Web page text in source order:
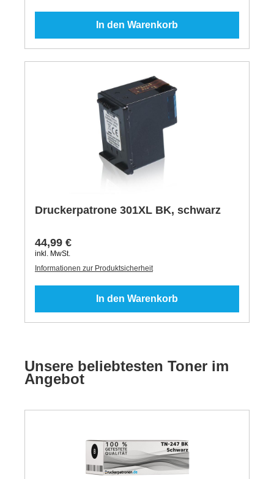
In den Warenkorb
Druckerpatrone 301XL BK, schwarz
44,99 €
inkl. MwSt.
Informationen zur Produktsicherheit
In den Warenkorb
Unsere beliebtesten Toner im
Angebot